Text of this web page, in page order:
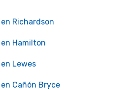
Richardson
Hamilton
Lewes
Cañón Bryce